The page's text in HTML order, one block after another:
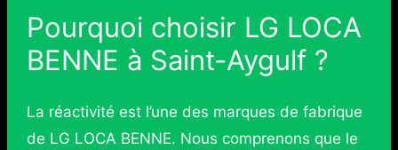
Pourquoi choisir LG LOCA
BENNE à Saint-Aygulf ?
La réactivité est l’une des marques de fabrique
de LG LOCA BENNE. Nous comprenons que le